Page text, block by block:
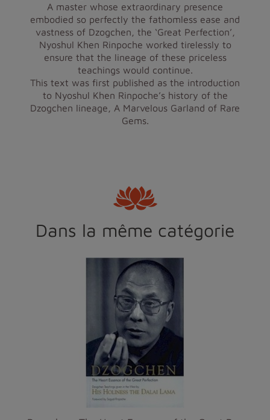
A master whose extraordinary presence
embodied so perfectly the fathomless ease and
vastness of Dzogchen, the ‘Great Perfection’,
Nyoshul Khen Rinpoche worked tirelessly to
ensure that the lineage of these priceless
teachings would continue.
This text was first published as the introduction
to Nyoshul Khen Rinpoche’s history of the
Dzogchen lineage, A Marvelous Garland of Rare
Gems.
Dans la même catégorie